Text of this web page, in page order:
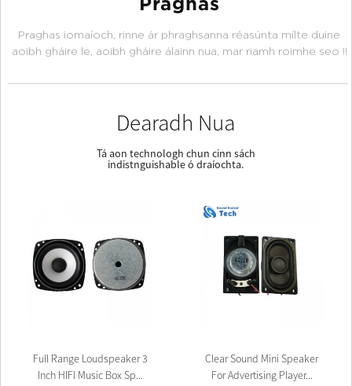
Praghas iomaíoch, rinne ár phraghsanna réasúnta mílte duine
aoibh gháire le, aoibh gháire álainn nua, mar riamh roimhe seo !!
Dearadh Nua
Tá aon technologh chun cinn sách
indistnguishable ó draíochta.
Full Range Loudspeaker 3
Inch HIFI Music Box Sp...
Clear Sound Mini Speaker
For Advertising Player...